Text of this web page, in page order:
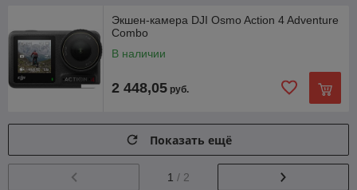
Экшен-камера DJI Osmo Action 4 Adventure
Combo
В наличии
2 448,05 руб.
Показать ещё
1 / 2